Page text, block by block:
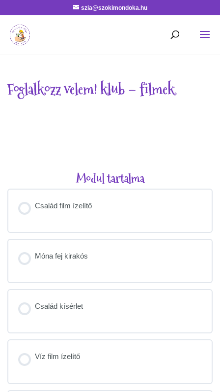
szia@szokimondoka.hu
Foglalkozz velem! klub – filmek
Modul tartalma
Család film ízelítő
Móna fej kirakós
Család kísérlet
Víz film ízelítő